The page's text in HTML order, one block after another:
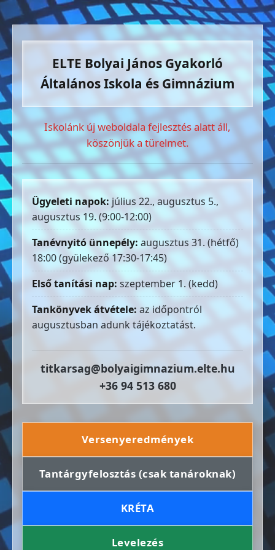
ELTE Bolyai János Gyakorló
Általános Iskola és Gimnázium
Iskolánk új weboldala fejlesztés alatt áll,
köszönjük a türelmet.
Ügyeleti napok: július 22., augusztus 5.,
augusztus 19. (9:00-12:00)
Tanévnyitó ünnepély: augusztus 31. (hétfő)
18:00 (gyülekező 17:30-17:45)
Első tanítási nap: szeptember 1. (kedd)
Tankönyvek átvétele: az időpontról
augusztusban adunk tájékoztatást.
titkarsag@bolyaigimnazium.elte.hu
+36 94 513 680
Versenyeredmények
Tantárgyfelosztás (csak tanároknak)
KRÉTA
Levelezés